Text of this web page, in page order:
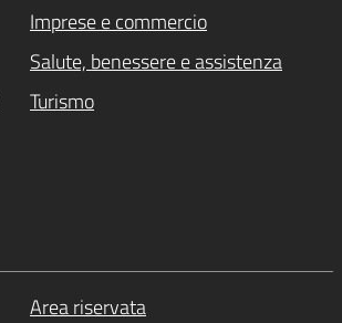
Imprese e commercio
Salute, benessere e assistenza
Turismo
Area riservata